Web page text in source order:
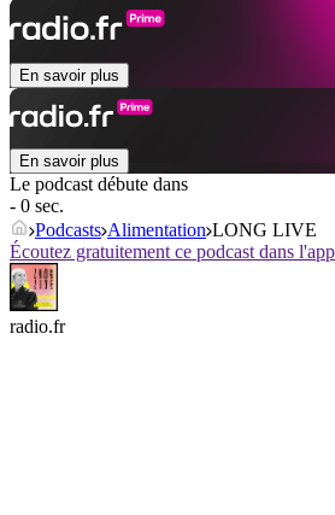
En savoir plus
En savoir plus
Le podcast débute dans
- 0 sec.
Podcasts Alimentation LONG LIVE
Écoutez gratuitement ce podcast dans
radio.fr